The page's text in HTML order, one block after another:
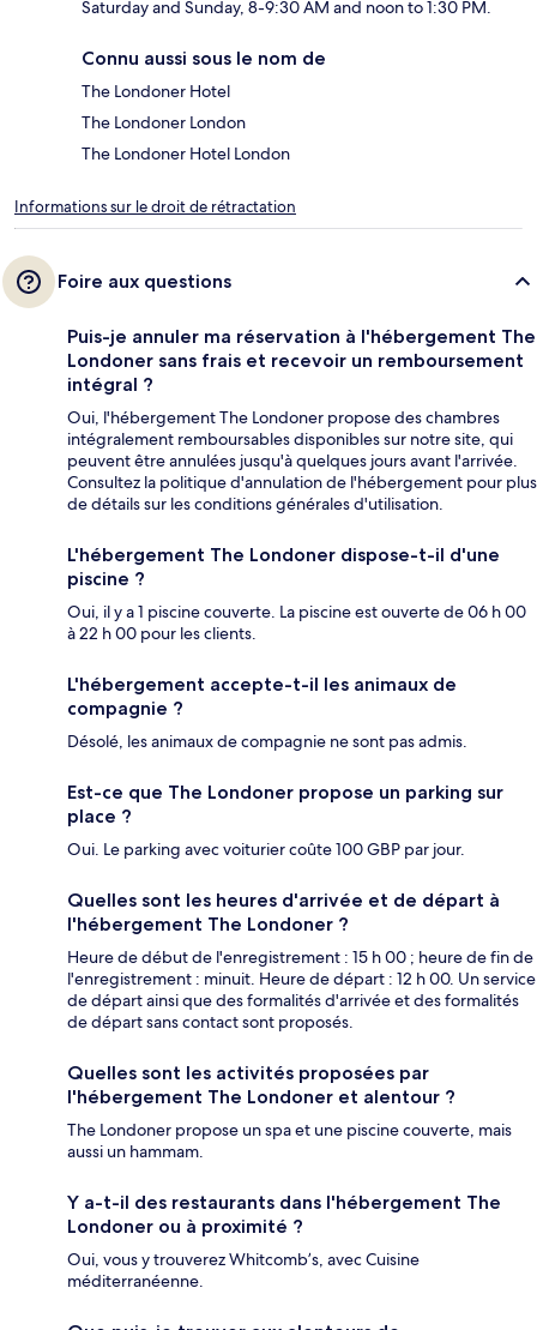
Saturday and Sunday, 8-9:30 AM and noon to 1:30 PM.
Connu aussi sous le nom de
The Londoner Hotel
The Londoner London
The Londoner Hotel London
Informations sur le droit de rétractation
Foire aux questions
Puis-je annuler ma réservation à l'hébergement The
Londoner sans frais et recevoir un remboursement
intégral ?
Oui, l'hébergement The Londoner propose des chambres
intégralement remboursables disponibles sur notre site, qui
peuvent être annulées jusqu'à quelques jours avant l'arrivée.
Consultez la politique d'annulation de l'hébergement pour plus
de détails sur les conditions générales d'utilisation.
L'hébergement The Londoner dispose-t-il d'une
piscine ?
Oui, il y a 1 piscine couverte. La piscine est ouverte de 06 h 00
à 22 h 00 pour les clients.
L'hébergement accepte-t-il les animaux de
compagnie ?
Désolé, les animaux de compagnie ne sont pas admis.
Est-ce que The Londoner propose un parking sur
place ?
Oui. Le parking avec voiturier coûte 100 GBP par jour.
Quelles sont les heures d'arrivée et de départ à
l'hébergement The Londoner ?
Heure de début de l'enregistrement : 15 h 00 ; heure de fin de
l'enregistrement : minuit. Heure de départ : 12 h 00. Un service
de départ ainsi que des formalités d'arrivée et des formalités
de départ sans contact sont proposés.
Quelles sont les activités proposées par
l'hébergement The Londoner et alentour ?
The Londoner propose un spa et une piscine couverte, mais
aussi un hammam.
Y a-t-il des restaurants dans l'hébergement The
Londoner ou à proximité ?
Oui, vous y trouverez Whitcomb’s, avec Cuisine
méditerranéenne.